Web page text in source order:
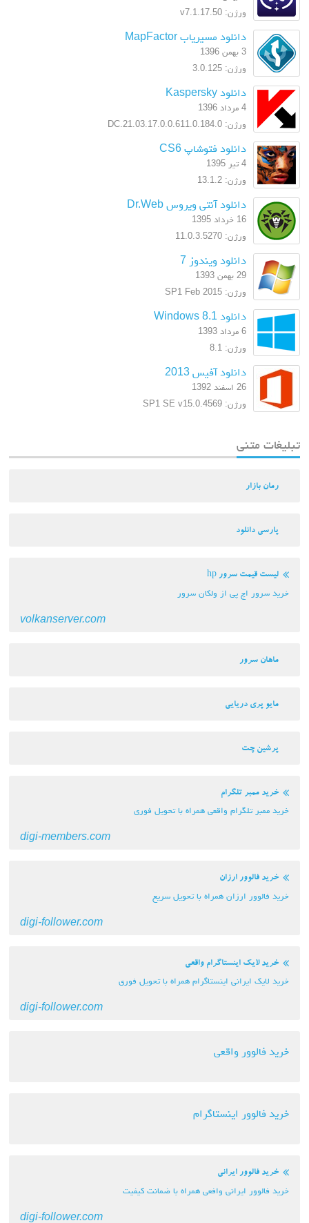
ورژن: v7.1.17.50
دانلود مسیریاب MapFactor
3 بهمن 1396
ورژن: 3.0.125
دانلود Kaspersky
4 مرداد 1396
ورژن: 17.0.0.611.0.184.0.DC.21.03
دانلود فتوشاپ CS6
4 تیر 1395
ورژن: 13.1.2
دانلود آنتی ویروس Dr.Web
16 خرداد 1395
ورژن: 11.0.3.5270
دانلود ویندوز 7
29 بهمن 1393
ورژن: SP1 Feb 2015
دانلود Windows 8.1
6 مرداد 1393
ورژن: 8.1
دانلود آفیس 2013
26 اسفند 1392
ورژن: SP1 SE v15.0.4569
تبلیغات متنی
رمان بازار
پارسی دانلود
لیست قیمت سرور hp
خرید سرور اچ پی از ولکان سرور
volkanserver.com
ماهان سرور
مایو پری دریایی
پرشین چت
خرید ممبر تلگرام
خرید ممبر تلگرام واقعی همراه با تحویل فوری
digi-members.com
خرید فالوور ارزان
خرید فالوور ارزان همراه با تحویل سریع
digi-follower.com
خرید لایک اینستاگرام واقعی
خرید لایک ایرانی اینستاگرام همراه با تحویل فوری
digi-follower.com
خرید فالوور واقعی
خرید فالوور اینستاگرام
خرید فالوور ایرانی
خرید فالوور ایرانی وافعی همراه با ضمانت کیفیت
digi-follower.com